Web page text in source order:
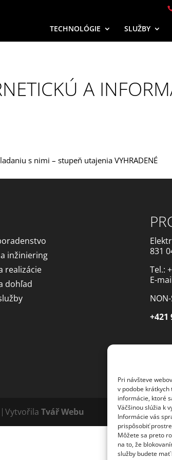
Pri návšteve
v podobe krátkych
informácie, ktoré
Väčšinou slúžia k
Informácie vás
prispôsobiť
Môžete sa preto
na to, že
služby budete mať
TECHNOLÓGIE SLUŽBY
A
s nimi – stupeň utajenia VYHRADENÉ
inžiniering
realizácie
dohľad
831
Tel.:
E-
+421
VytvořilaTvář Webu